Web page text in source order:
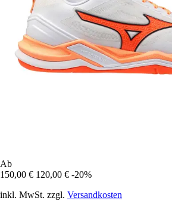
Ab
150,00 € 120,00 € -20%
inkl. MwSt. zzgl. Versandkosten